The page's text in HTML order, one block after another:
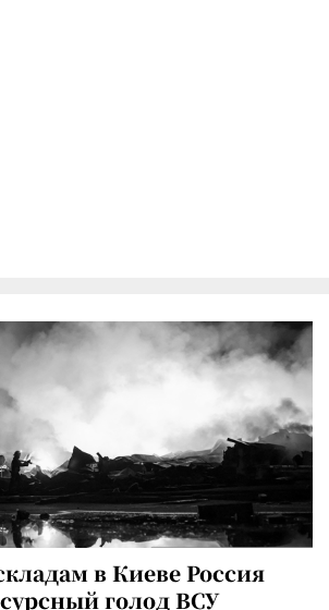
в Киеве Россия
голод ВСУ